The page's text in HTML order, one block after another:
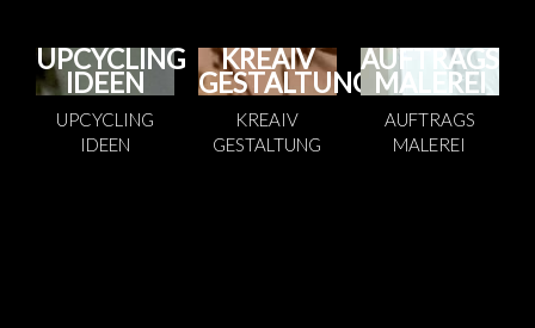
UPCYCLING
IDEEN
UPCYCLING
IDEEN
KREAIV
GESTALTUNG
KREAIV
GESTALTUNG
AUFTRAGS
MALEREI
AUFTRAGS
MALEREI